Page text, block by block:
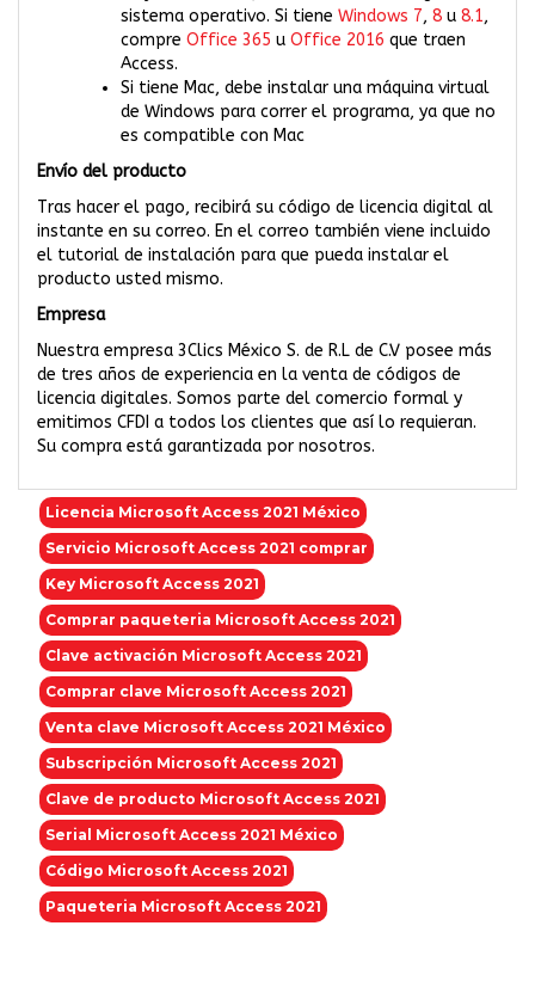
sistema operativo. Si tiene Windows 7, 8 u 8.1,
compre Office 365 u Office 2016 que traen
Access.
Si tiene Mac, debe instalar una máquina virtual
de Windows para correr el programa, ya que no
es compatible con Mac
Envío del producto
Tras hacer el pago, recibirá su código de licencia digital al
instante en su correo. En el correo también viene incluido
el tutorial de instalación para que pueda instalar el
producto usted mismo.
Empresa
Nuestra empresa 3Clics México S. de R.L de C.V posee más
de tres años de experiencia en la venta de códigos de
licencia digitales. Somos parte del comercio formal y
emitimos CFDI a todos los clientes que así lo requieran.
Su compra está garantizada por nosotros.
Licencia Microsoft Access 2021 México
Servicio Microsoft Access 2021 comprar
Key Microsoft Access 2021
Comprar paqueteria Microsoft Access 2021
Clave activación Microsoft Access 2021
Comprar clave Microsoft Access 2021
Venta clave Microsoft Access 2021 México
Subscripción Microsoft Access 2021
Clave de producto Microsoft Access 2021
Serial Microsoft Access 2021 México
Código Microsoft Access 2021
Paqueteria Microsoft Access 2021